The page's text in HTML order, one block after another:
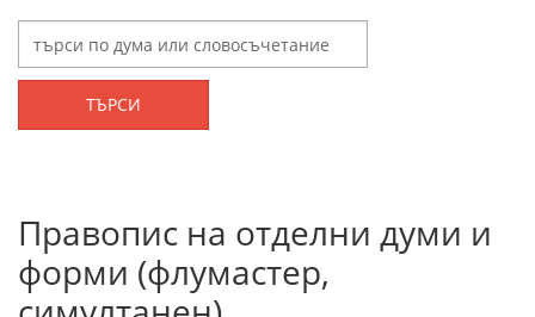
ТЪРСИ
Правопис на отделни думи и
форми (флумастер,